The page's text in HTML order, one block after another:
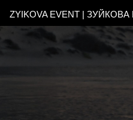
ZYIKOVA EVENT | ЗУЙКОВА ИВЕНТ